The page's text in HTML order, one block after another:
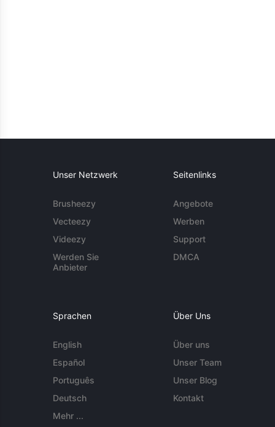
Unser Netzwerk
Brusheezy
Vecteezy
Videezy
Werden Sie
Anbieter
Seitenlinks
Angebote
Werben
Support
DMCA
Sprachen
English
Español
Português
Deutsch
Mehr ...
Über Uns
Über uns
Unser Team
Unser Blog
Kontakt